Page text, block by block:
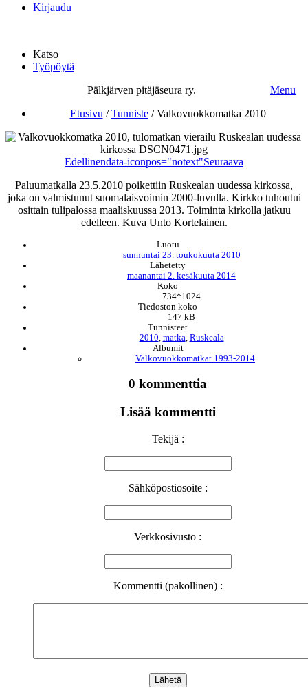
Kirjaudu
Katso
Työpöytä
Pälkjärven pitäjäseura ry.
Menu
Etusivu /Tunniste /Valkovuokkomatka 2010
Edellinendata-iconpos="notext"Seuraava
Paluumatkalla 23.5.2010 poikettiin Ruskealan uudessa kirkossa,
joka on valmistunut suomalaisvoimin 2000-luvulla. Kirkko tuhoutui
osittain tulipalossa maaliskuussa 2013. Toiminta kirkolla jatkuu
edelleen. Kuva Unto Kortelainen.
Luotu
sunnuntai 23. toukokuuta 2010
Lähetetty
maanantai 2. kesäkuuta 2014
Koko
734*1024
Tiedoston koko
147 kB
Tunnisteet
2010 matka Ruskeala
Albumit
Valkovuokkomatkat 1993-2014
0 kommenttia
Lisää kommentti
Tekijä :
Sähköpostiosoite :
Verkkosivusto :
Kommentti (pakollinen) :